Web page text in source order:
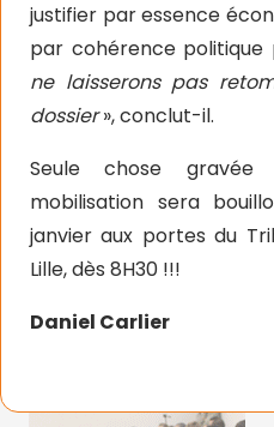
justifier par essence
par cohérence politique
ne laisserons pas
dossier», conclut-il.
Seule chose
mobilisation sera
janvier aux portes du
Lille, dès 8H30 !!!
Daniel Carlier